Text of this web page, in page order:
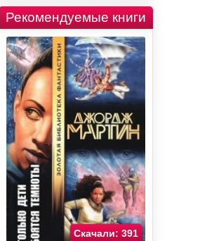
Рекомендуемые книги
Скачали: 391